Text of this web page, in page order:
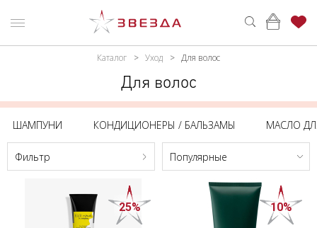
КАТАЛОГ
ВОЙТИ
КОНТАКТЫ
МАГАЗИНОВ
ПАРФЮМЕРИЯ
МАКИЯЖ
УХОД
Каталог Уход Для волос
Для волос
ШАМПУНИ КОНДИЦИОНЕРЫ / БАЛЬЗАМЫ МАСЛО
Цена,
BYN
От
Фильтр Популярные
25% 10%